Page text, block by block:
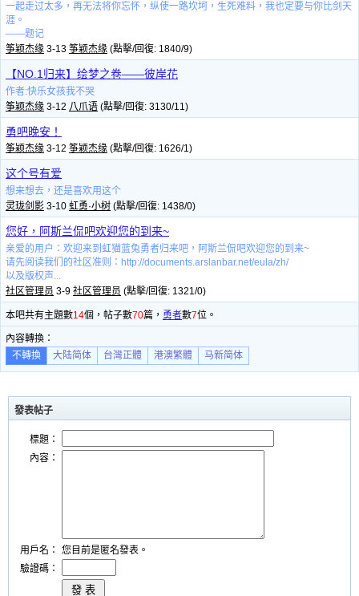
一起走过太多，再无法将你忘怀，纵使一路坎坷，生死难料，我也定要与你比剑天
涯。
——题记
筝颖杰缘 3-13 筝颖杰缘 (點擊/回復: 1840/9)
【NO.1归来】绘梦之卷——彼岸花
作者:快乐女孩我不哭
筝颖杰缘 3-12 八爪语 (點擊/回復: 3130/11)
勇吧晚安！
筝颖杰缘 3-12 筝颖杰缘 (點擊/回復: 1626/1)
这个号有爱
想来想去，还是喜欢用这个
灵珑剑影 3-10 虹勇·小树 (點擊/回復: 1438/0)
您好，阿斯兰侃吧欢迎您的到来~
亲爱的用户：欢迎来到虹猫蓝兔勇者归来吧，阿斯兰侃吧欢迎您的到来~
请先阅读我们的社区准则：http://documents.arslanbar.net/eula/zh/
以及版权声...
社区管理员 3-9 社区管理员 (點擊/回復: 1321/0)
本吧共有主題數14個，帖子數70篇， 勇者數7位。
內容轉換：
不轉換
大陆简体 台灣正體 港澳繁體 马新简体
發表帖子
標題：
內容：
用戶名：
您目前是匿名發表。
驗證碼：